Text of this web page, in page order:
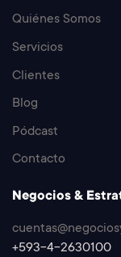
Quiénes Somos
Servicios
Clientes
Blog
Pódcast
Contacto
Negocios &
+593-4-2630100